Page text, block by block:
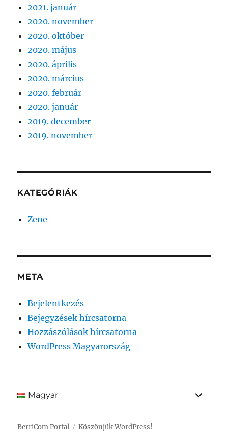
2021. január
2020. november
2020. október
2020. május
2020. április
2020. március
2020. február
2020. január
2019. december
2019. november
KATEGÓRIÁK
Zene
META
Bejelentkezés
Bejegyzések hírcsatorna
Hozzászólások hírcsatorna
WordPress Magyarország
Magyar
almenü
BerriCom Portal Köszönjük WordPress!